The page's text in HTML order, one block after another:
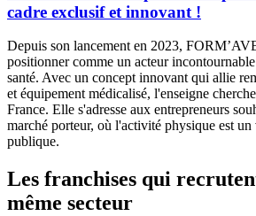
cadre exclusif et innovant !
Depuis son lancement en 2023,
positionner comme un acteur
santé. Avec un concept innovant qui allie
et équipement médicalisé, l'enseigne
France. Elle s'adresse aux entrepreneurs
marché porteur, où l'activité physique est un
publique.
Les franchises qui
même secteur